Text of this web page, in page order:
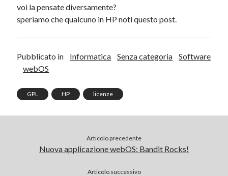
voi la pensate diversamente?
speriamo che qualcuno in HP noti questo post.
Pubblicato in Informatica Senza categoria
Software
webOS
GPL HP licenze
Articolo precedente
Nuova applicazione webOS: Bandit Rocks!
Articolo successivo